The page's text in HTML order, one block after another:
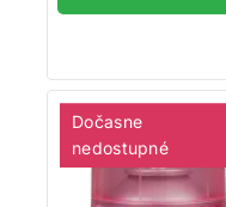
Dočasne
nedostupné